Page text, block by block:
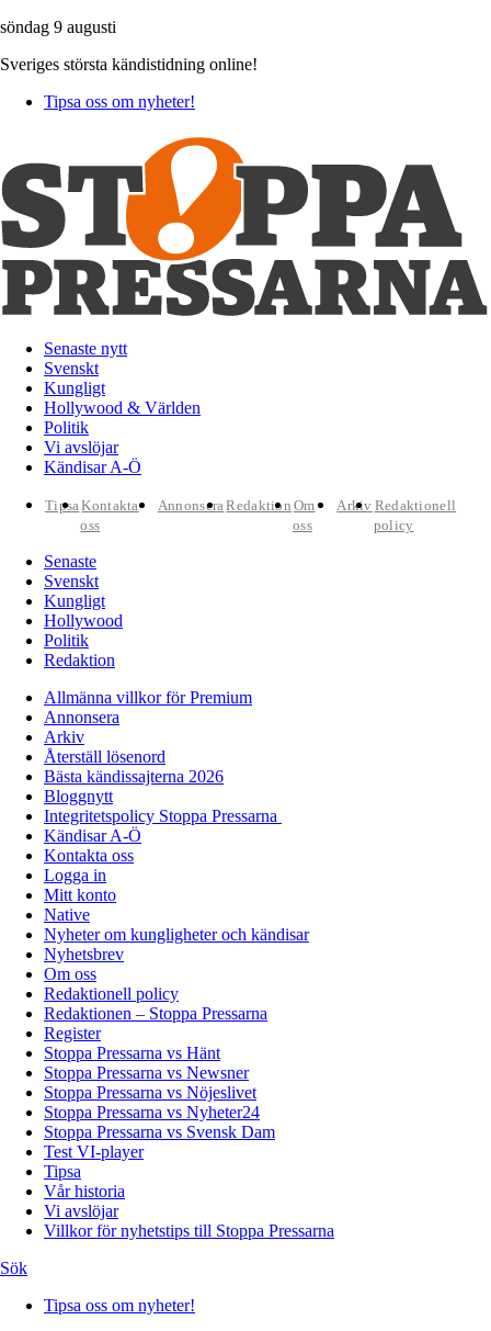
söndag 9 augusti
Sveriges största kändistidning online!
Tipsa oss om nyheter!
Senaste nytt
Svenskt
Kungligt
Hollywood & Världen
Politik
Vi avslöjar
Kändisar A-Ö
TipsaKontakta
oss
AnnonseraRedaktion Om
oss
Arkiv Redaktionell
policy
Senaste
Svenskt
Kungligt
Hollywood
Politik
Redaktion
Allmänna villkor för Premium
Annonsera
Arkiv
Återställ lösenord
Bästa kändissajterna 2026
Bloggnytt
Integritetspolicy Stoppa Pressarna
Kändisar A-Ö
Kontakta oss
Logga in
Mitt konto
Native
Nyheter om kungligheter och kändisar
Nyhetsbrev
Om oss
Redaktionell policy
Redaktionen – Stoppa Pressarna
Register
Stoppa Pressarna vs Hänt
Stoppa Pressarna vs Newsner
Stoppa Pressarna vs Nöjeslivet
Stoppa Pressarna vs Nyheter24
Stoppa Pressarna vs Svensk Dam
Test VI-player
Tipsa
Vår historia
Vi avslöjar
Villkor för nyhetstips till Stoppa Pressarna
Sök
Tipsa oss om nyheter!